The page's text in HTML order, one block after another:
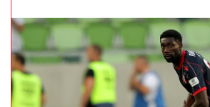
TINEJDŽERKU (17) UDARALE U
ŠUTIRALE DOK SE NIJE SRUŠILA
na Novom Beogradu: Kad je pala na
MAKAZE i nastavile da je